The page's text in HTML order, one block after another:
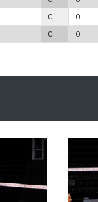
0 0
0 0